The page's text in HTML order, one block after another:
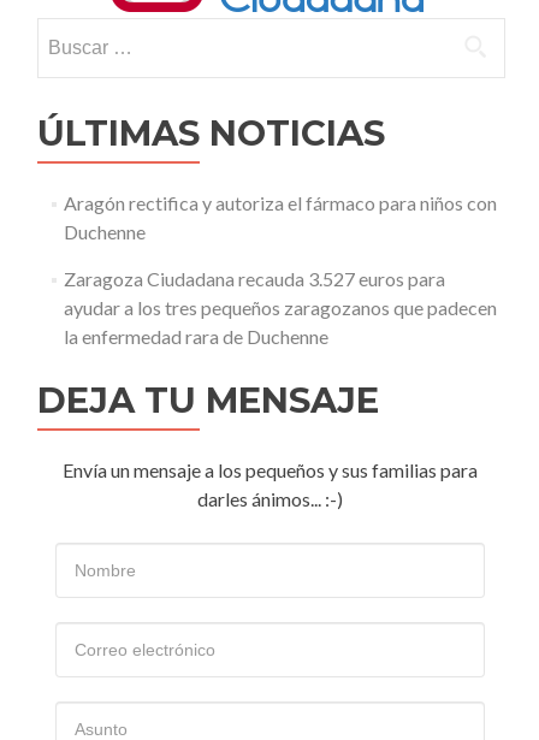
ÚLTIMAS NOTICIAS
Aragón rectifica y autoriza el fármaco para niños con
Duchenne
Zaragoza Ciudadana recauda 3.527 euros para
ayudar a los tres pequeños zaragozanos que padecen
la enfermedad rara de Duchenne
DEJA TU MENSAJE
Envía un mensaje a los pequeños y sus familias para
darles ánimos... :-)